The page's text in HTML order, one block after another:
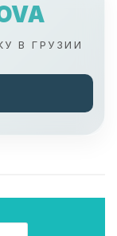
В ГРУЗИИ